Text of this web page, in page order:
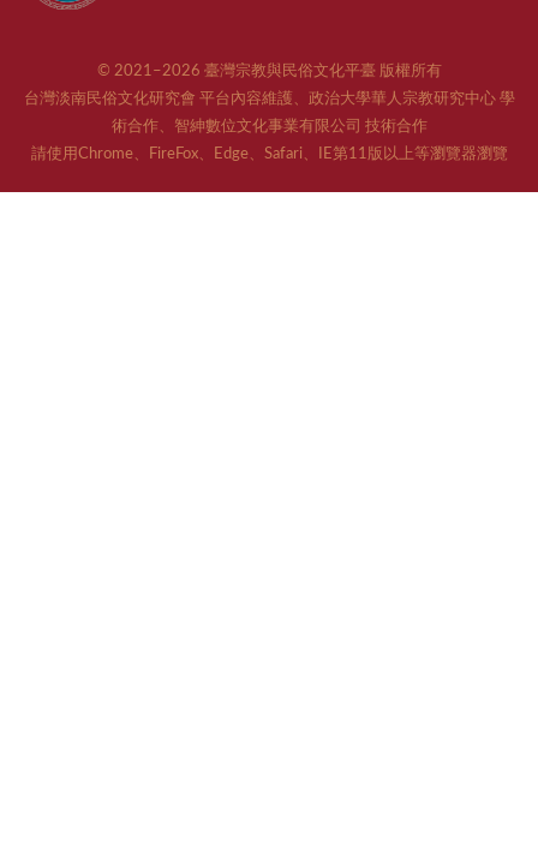
© 2021–2026 臺灣宗教與民俗文化平臺 版權所有
台灣淡南民俗文化研究會 平台內容維護、政治大學華人宗教研究中心 學
術合作、智紳數位文化事業有限公司 技術合作
請使用Chrome、FireFox、Edge、Safari、IE第11版以上等瀏覽器瀏覽